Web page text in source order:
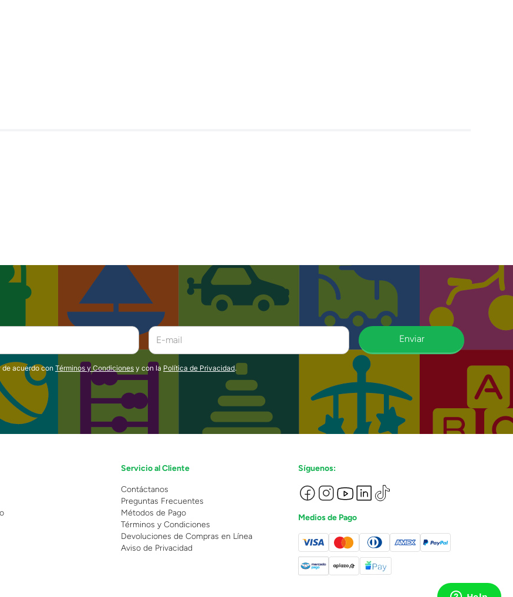
Enviar
de acuerdo conTérminos y Condiciones y con la Política de Privacidad.
Servicio al Cliente
Contáctanos
Preguntas Frecuentes
Métodos de Pago
Términos y Condiciones
Devoluciones de Compras en Línea
Aviso de Privacidad
Síguenos:
Medios de Pago